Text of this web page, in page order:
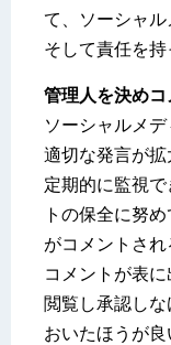
て、ソーシャル
そして責任を持
管理人を決め
ソーシャルメ
適切な発言が
定期的に監視
トの保全に努
がコメントされ
コメントが表
閲覧し承認し
おいたほうが